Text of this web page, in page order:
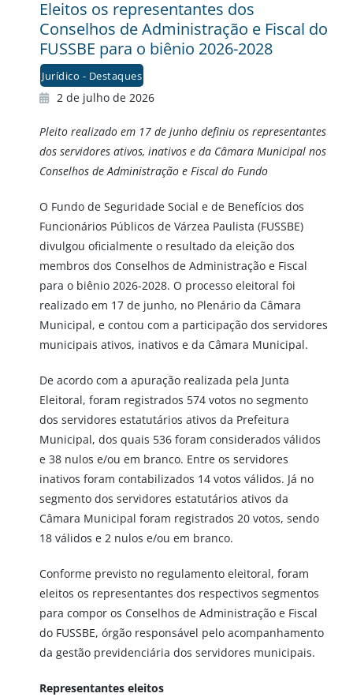
Eleitos os representantes dos
Conselhos de Administração e Fiscal do
FUSSBE para o biênio 2026-2028
Jurídico - Destaques
2 de julho de 2026
Pleito realizado em 17 de junho definiu os representantes
dos servidores ativos, inativos e da Câmara Municipal nos
Conselhos de Administração e Fiscal do Fundo
O Fundo de Seguridade Social e de Benefícios dos
Funcionários Públicos de Várzea Paulista (FUSSBE)
divulgou oficialmente o resultado da eleição dos
membros dos Conselhos de Administração e Fiscal
para o biênio 2026-2028. O processo eleitoral foi
realizado em 17 de junho, no Plenário da Câmara
Municipal, e contou com a participação dos servidores
municipais ativos, inativos e da Câmara Municipal.
De acordo com a apuração realizada pela Junta
Eleitoral, foram registrados 574 votos no segmento
dos servidores estatutários ativos da Prefeitura
Municipal, dos quais 536 foram considerados válidos
e 38 nulos e/ou em branco. Entre os servidores
inativos foram contabilizados 14 votos válidos. Já no
segmento dos servidores estatutários ativos da
Câmara Municipal foram registrados 20 votos, sendo
18 válidos e 2 nulos e/ou em branco.
Conforme previsto no regulamento eleitoral, foram
eleitos os representantes dos respectivos segmentos
para compor os Conselhos de Administração e Fiscal
do FUSSBE, órgão responsável pelo acompanhamento
da gestão previdenciária dos servidores municipais.
Representantes eleitos